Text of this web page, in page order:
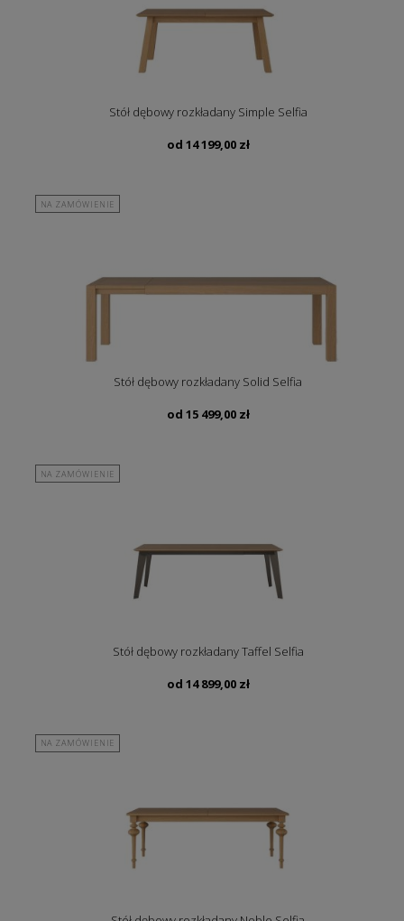
Stół dębowy rozkładany Simple Selfia
od 14 199,00 zł
NA ZAMÓWIENIE
Stół dębowy rozkładany Solid Selfia
od 15 499,00 zł
NA ZAMÓWIENIE
Stół dębowy rozkładany Taffel Selfia
od 14 899,00 zł
NA ZAMÓWIENIE